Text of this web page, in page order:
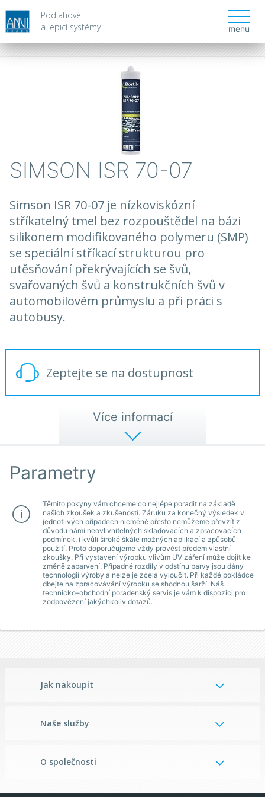
Podlahové
a lepicí systémy
menu
SIMSON ISR 70-07
Simson ISR 70-07 je nízkoviskózní
stříkatelný tmel bez rozpouštědel na bázi
silikonem modifikovaného polymeru (SMP)
se speciální stříkací strukturou pro
utěsňování překrývajících se švů,
svařovaných švů a konstrukčních švů v
automobilovém průmyslu a při práci s
autobusy.
Zeptejte se na dostupnost
Více informací
Parametry
Těmito pokyny vám chceme co nejlépe poradit na základě
našich zkoušek a zkušeností. Záruku za konečný výsledek v
jednotlivých případech nicméně přesto nemůžeme převzít z
důvodu námi neovlivnitelných skladovacích a zpracovacích
podmínek, i kvůli široké škále možných aplikací a způsobů
použití. Proto doporučujeme vždy provést předem vlastní
zkoušky. Při vystavení výrobku vlivům UV záření může dojít ke
změně zabarvení. Případné rozdíly v odstínu barvy jsou dány
technologií výroby a nelze je zcela vyloučit. Při každé pokládce
dbejte na zpracovávání výrobku se shodnou šarží. Náš
technicko–obchodní poradenský servis je vám k dispozici pro
zodpovězení jakýchkoliv dotazů.
Jak nakoupit
Naše služby
O společnosti